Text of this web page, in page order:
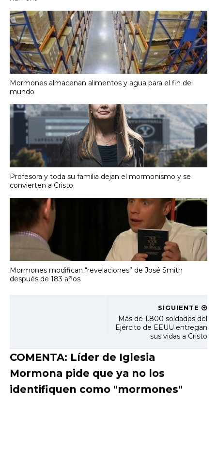
Mormones almacenan alimentos y agua para el fin del
mundo
Profesora y toda su familia dejan el mormonismo y se
convierten a Cristo
Mormones modifican “revelaciones” de José Smith
después de 183 años
SIGUIENTE
Más de 1.800 soldados del
Ejército de EEUU entregan
sus vidas a Cristo
COMENTA: Líder de Iglesia
Mormona pide que ya no los
identifiquen como "mormones"